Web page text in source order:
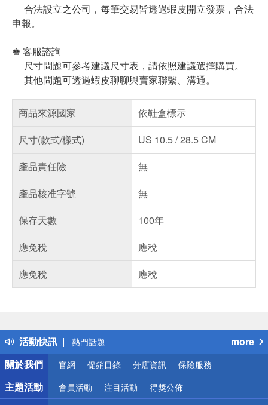
合法設立之公司，每筆交易皆透過蝦皮開立發票，合法
申報。
♚ 客服諮詢
尺寸問題可參考建議尺寸表，請依照建議選擇購買。
其他問題可透過蝦皮聊聊與賣家聯繫、溝通。
商品來源國家
依鞋盒標示
尺寸(款式/樣式)
US 10.5 / 28.5 CM
產品責任險
無
產品核准字號
無
保存天數
100年
應免稅
應稅
應免稅
應稅
活動快訊
得獎公告
熱門話題
銀行優惠
偏遠地區配送
詐騙網頁！請小心！
more
關於我們
官網 促銷目錄 分店資訊 保險服務
主題活動 會員活動 注目活動 得獎公佈